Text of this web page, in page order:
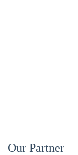
Our Partner